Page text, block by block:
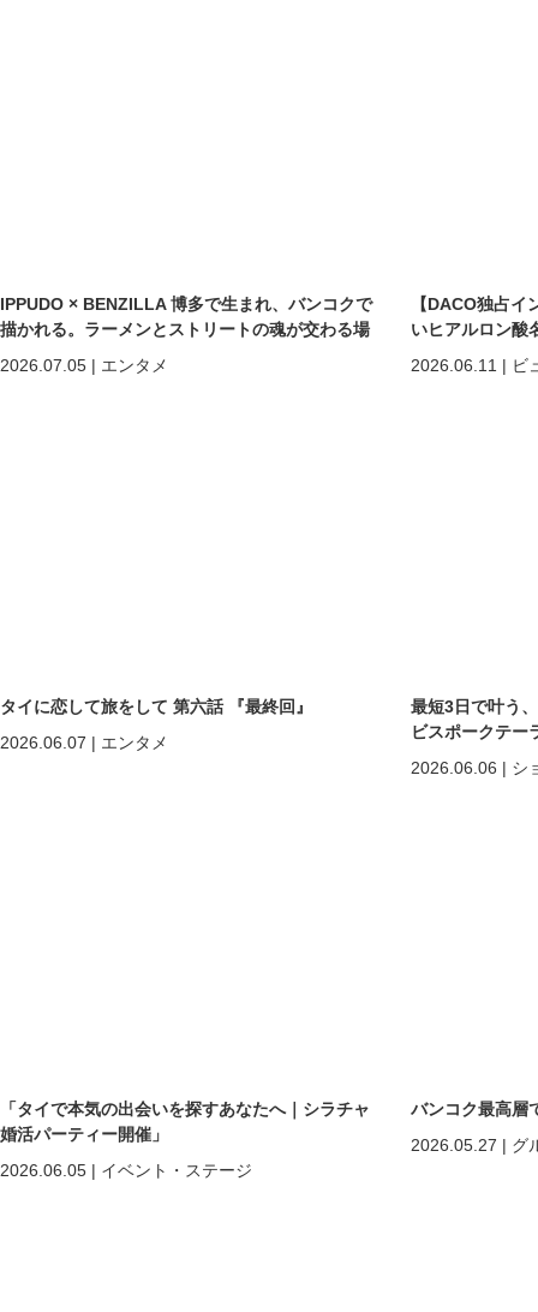
IPPUDO × BENZILLA 博多で生まれ、バンコクで
描かれる。ラーメンとストリートの魂が交わる場
2026.07.05 | エンタメ
【DACO独占
いヒアルロン酸
しくなる」だ
めの美容医療
2026.06.11 | ビ
タイに恋して旅をして 第六話 『最終回』
2026.06.07 | エンタメ
最短3日で叶う
ビスポークテ
2026.06.06 | シ
「タイで本気の出会いを探すあなたへ｜シラチャ
婚活パーティー開催」
2026.06.05 | イベント・ステージ
バンコク最高層
2026.05.27 | グ